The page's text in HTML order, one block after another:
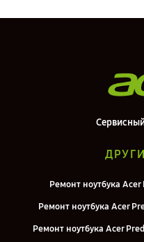
Ремонт ноутбука Acer
Ремонт ноутбука Acer
Ремонт ноутбука Acer